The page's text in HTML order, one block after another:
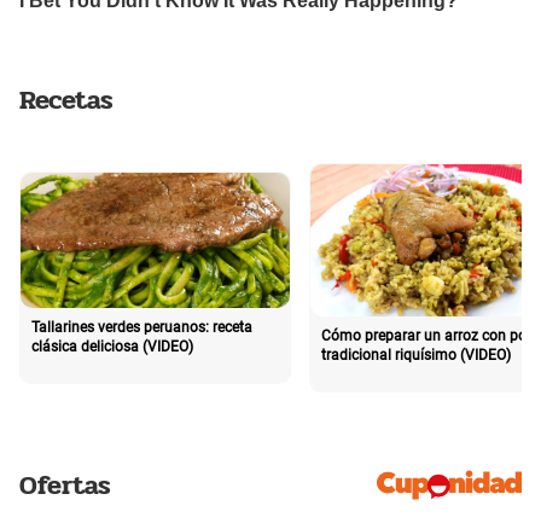
Recetas
Tallarines verdes peruanos: receta
clásica deliciosa (VIDEO)
Cómo preparar un arroz con pollo
tradicional riquísimo (VIDEO)
Ofertas